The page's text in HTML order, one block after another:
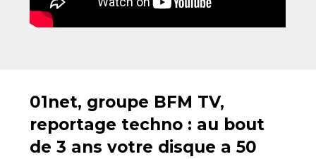
01net, groupe BFM TV,
reportage techno : au bout
de 3 ans votre disque a 50